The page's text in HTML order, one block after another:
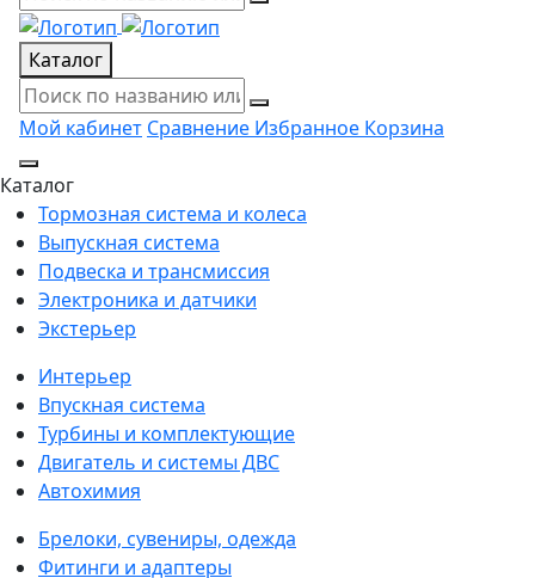
Каталог
Мой кабинет Сравнение Избранное Корзина
Каталог
Тормозная система и колеса
Выпускная система
Подвеска и трансмиссия
Электроника и датчики
Экстерьер
Интерьер
Впускная система
Турбины и комплектующие
Двигатель и системы ДВС
Автохимия
Брелоки, сувениры, одежда
Фитинги и адаптеры